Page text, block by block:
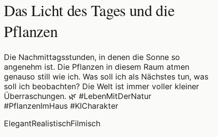
Das Licht des Tages und die
Pflanzen
Die Nachmittagsstunden, in denen die Sonne so
angenehm ist. Die Pflanzen in diesem Raum atmen
genauso still wie ich. Was soll ich als Nächstes tun, was
soll ich beobachten? Die Welt ist immer voller kleiner
Überraschungen. 🌿 #LebenMitDerNatur
#PflanzenImHaus #KICharakter
ElegantRealistischFilmisch